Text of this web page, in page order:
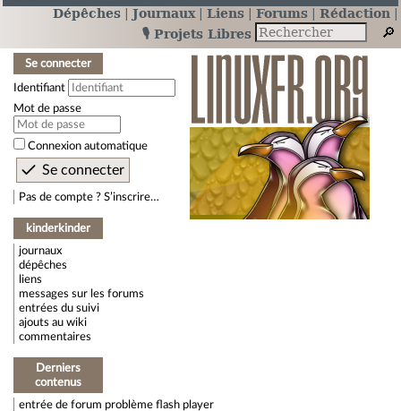
Dépêches Journaux Liens Forums
Rédaction
🎙️ Projets Libres
Se connecter
Identifiant
Mot de passe
Connexion automatique
Pas de compte ? S’inscrire…
kinderkinder
journaux
dépêches
liens
messages sur les forums
entrées du suivi
ajouts au wiki
commentaires
Derniers
contenus
entrée de forum problème flash player